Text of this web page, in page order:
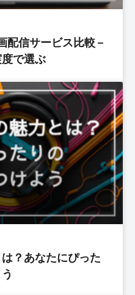
配信サービス比較 –
で選ぶ
？あなたにぴった